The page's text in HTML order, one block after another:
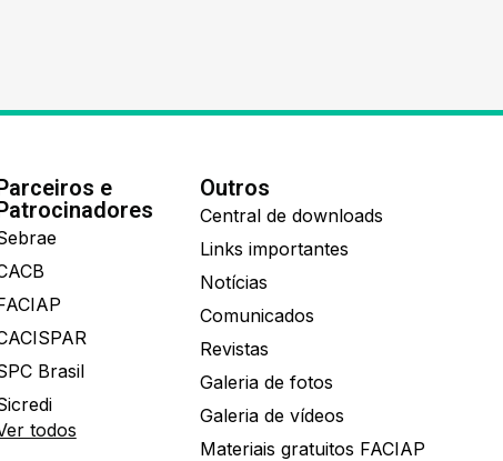
e
Brasil
todos
Outros
Central de downloads
Links importantes
Notícias
Comunicados
Revistas
Galeria de fotos
Galeria de vídeos
Materiais gratuitos FACIAP